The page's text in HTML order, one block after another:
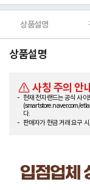
상품설명
상품설명
사칭 주의 안
현재 전자랜드는 공식 사
(smartstore.naver.com/
다.
판매자가 현금 거래 요구